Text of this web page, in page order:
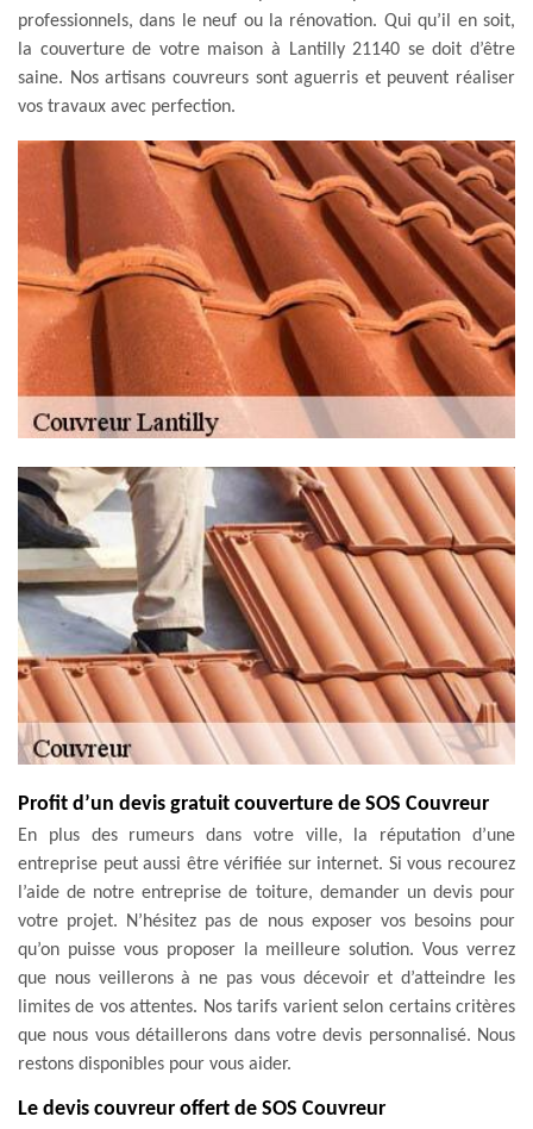
professionnels, dans le neuf ou la rénovation. Qui qu’il en soit,
la couverture de votre maison à Lantilly 21140 se doit d’être
saine. Nos artisans couvreurs sont aguerris et peuvent réaliser
vos travaux avec perfection.
Profit d’un devis gratuit couverture de SOS Couvreur
En plus des rumeurs dans votre ville, la réputation d’une
entreprise peut aussi être vérifiée sur internet. Si vous recourez
l’aide de notre entreprise de toiture, demander un devis pour
votre projet. N’hésitez pas de nous exposer vos besoins pour
qu’on puisse vous proposer la meilleure solution. Vous verrez
que nous veillerons à ne pas vous décevoir et d’atteindre les
limites de vos attentes. Nos tarifs varient selon certains critères
que nous vous détaillerons dans votre devis personnalisé. Nous
restons disponibles pour vous aider.
Le devis couvreur offert de SOS Couvreur